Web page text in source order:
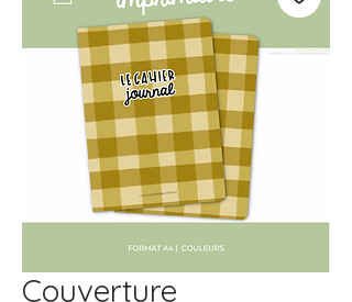
Couverture